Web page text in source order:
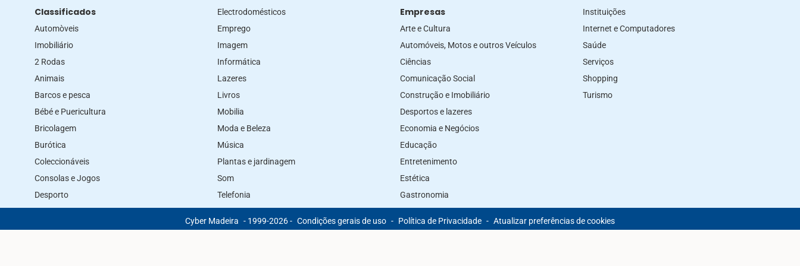
Classificados
Automòveis
Imobiliário
2 Rodas
Animais
Barcos e pesca
Bébé e Puericultura
Bricolagem
Burótica
Coleccionáveis
Consolas e Jogos
Desporto
Electrodomésticos
Emprego
Imagem
Informática
Lazeres
Livros
Mobilia
Moda e Beleza
Música
Plantas e jardinagem
Som
Telefonia
Empresas
Arte e Cultura
Automóveis, Motos e outros Veículos
Ciências
Comunicação Social
Construção e Imobiliário
Desportos e lazeres
Economia e Negócios
Educação
Entretenimento
Estética
Gastronomia
Instituições
Internet e Computadores
Saúde
Serviços
Shopping
Turismo
Cyber Madeira - 1999-2026 - Condições gerais de uso - Política de Privacidade - Atualizar preferências de cookies